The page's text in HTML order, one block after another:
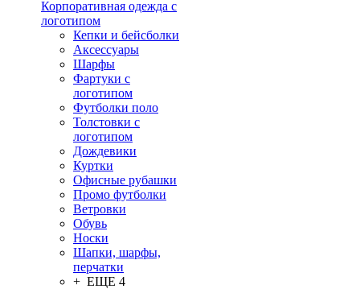
Корпоративная одежда с
логотипом
Кепки и бейсболки
Аксессуары
Шарфы
Фартуки с
логотипом
Футболки поло
Толстовки с
логотипом
Дождевики
Куртки
Офисные рубашки
Промо футболки
Ветровки
Обувь
Носки
Шапки, шарфы,
перчатки
+ ЕЩЕ 4